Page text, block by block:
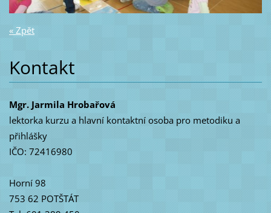
« Zpět
Kontakt
Mgr. Jarmila Hrobařová
lektorka kurzu a hlavní kontaktní osoba pro metodiku a
přihlášky
IČO: 72416980
Horní 98
753 62 POTŠTÁT